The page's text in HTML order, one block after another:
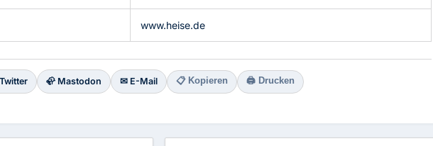
www.heise.de
🦣 Mastodon ✉ E-Mail 📋 Kopieren 🖨 Drucken